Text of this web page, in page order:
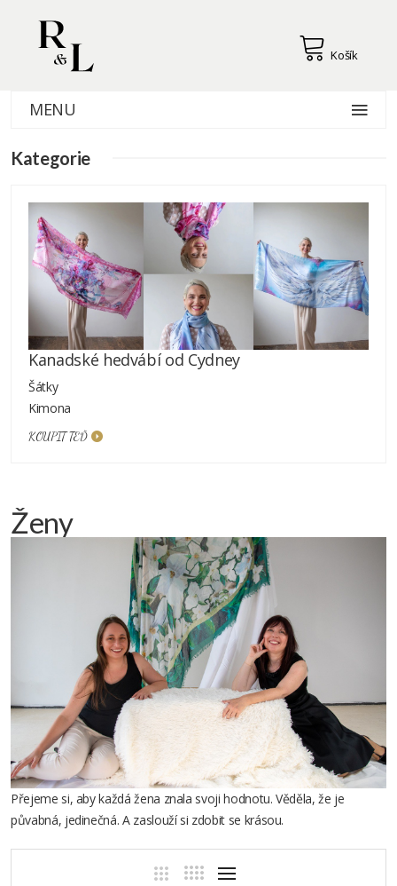
Košík
MENU
Kategorie
Kanadské hedvábí od Cydney
Šátky
Kimona
KOUPIT TEĎ
Ženy
Přejeme si, aby každá žena znala svoji hodnotu. Věděla, že je
půvabná, jedinečná. A zaslouží si zdobit se krásou.